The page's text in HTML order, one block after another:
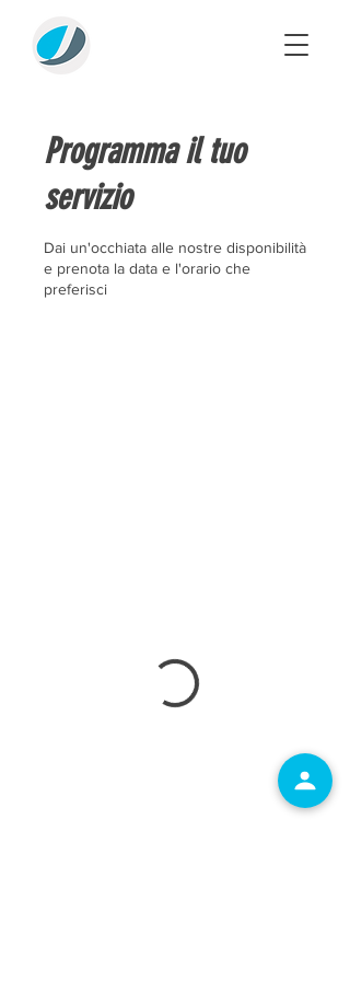
Programma il tuo
servizio
Dai un'occhiata alle nostre disponibilità
e prenota la data e l'orario che
preferisci